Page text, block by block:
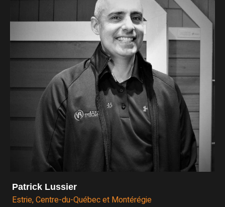
Patrick Lussier
Estrie, Centre-du-Québec et Montérégie